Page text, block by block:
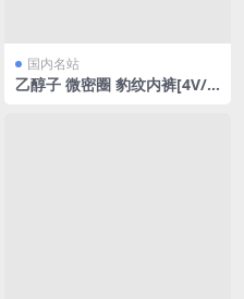
国内名站
乙醇子 微密圈 豹纹内裤[4V/4